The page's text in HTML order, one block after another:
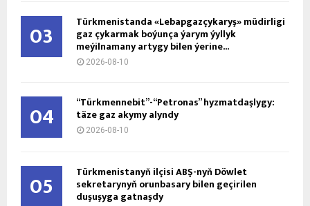
03 Türkmenistanda «Lebapgazçykaryş» müdirligi
gaz çykarmak boýunça ýarym ýyllyk
meýilnamany artygy bilen ýerine...
2026-08-10
04 “Türkmennebit”-“Petronas” hyzmatdaşlygy:
täze gaz akymy alyndy
2026-08-10
05 Türkmenistanyň ilçisi ABŞ-nyň Döwlet
sekretarynyň orunbasary bilen geçirilen
duşuşyga gatnaşdy